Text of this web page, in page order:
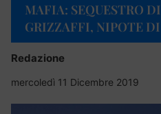
MAFIA: SEQUESTRO
GRIZZAFFI, NIPOTE
Redazione
mercoledì 11 Dicembre 2019